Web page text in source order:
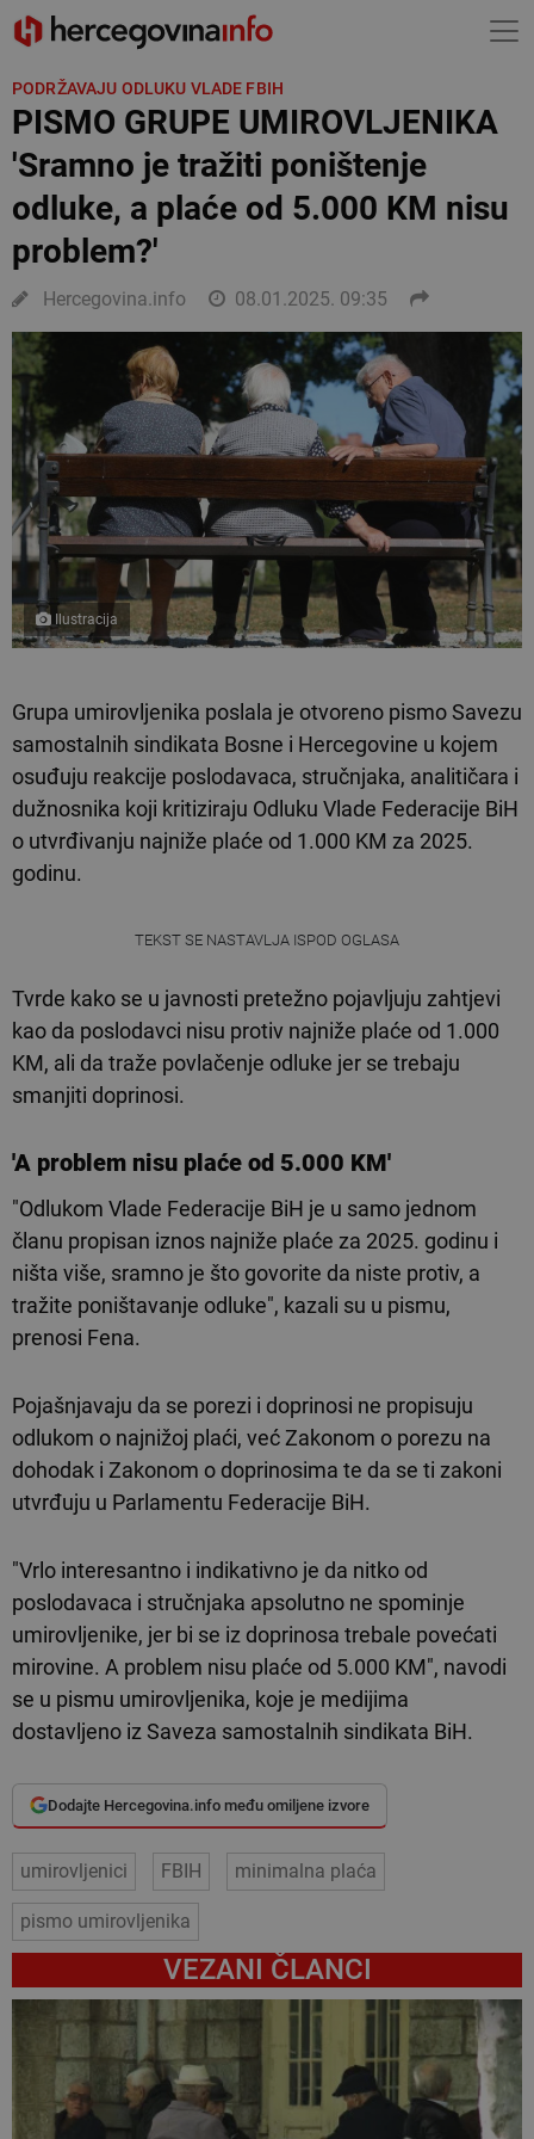
PODRŽAVAJU ODLUKU VLADE FBIH
PISMO GRUPE UMIROVLJENIKA
'Sramno je tražiti poništenje
odluke, a plaće od 5.000 KM nisu
problem?'
Hercegovina.info 08.01.2025. 09:35
Ilustracija
Grupa umirovljenika poslala je otvoreno pismo Savezu
samostalnih sindikata Bosne i Hercegovine u kojem
osuđuju reakcije poslodavaca, stručnjaka, analitičara i
dužnosnika koji kritiziraju Odluku Vlade Federacije BiH
o utvrđivanju najniže plaće od 1.000 KM za 2025.
godinu.
TEKST SE NASTAVLJA ISPOD OGLASA
Tvrde kako se u javnosti pretežno pojavljuju zahtjevi
kao da poslodavci nisu protiv najniže plaće od 1.000
KM, ali da traže povlačenje odluke jer se trebaju
smanjiti doprinosi.
'A problem nisu plaće od 5.000 KM'
"Odlukom Vlade Federacije BiH je u samo jednom
članu propisan iznos najniže plaće za 2025. godinu i
ništa više, sramno je što govorite da niste protiv, a
tražite poništavanje odluke", kazali su u pismu,
prenosi Fena.
Pojašnjavaju da se porezi i doprinosi ne propisuju
odlukom o najnižoj plaći, već Zakonom o porezu na
dohodak i Zakonom o doprinosima te da se ti zakoni
utvrđuju u Parlamentu Federacije BiH.
"Vrlo interesantno i indikativno je da nitko od
poslodavaca i stručnjaka apsolutno ne spominje
umirovljenike, jer bi se iz doprinosa trebale povećati
mirovine. A problem nisu plaće od 5.000 KM", navodi
se u pismu umirovljenika, koje je medijima
dostavljeno iz Saveza samostalnih sindikata BiH.
Dodajte Hercegovina.info među omiljene izvore
umirovljenici FBIH minimalna plaća
pismo umirovljenika
VEZANI ČLANCI